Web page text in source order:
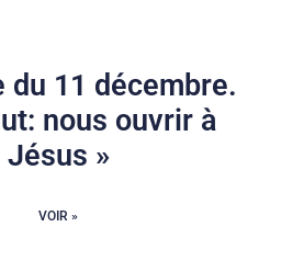
du 11 décembre.
nous ouvrir à
Jésus »
VOIR »